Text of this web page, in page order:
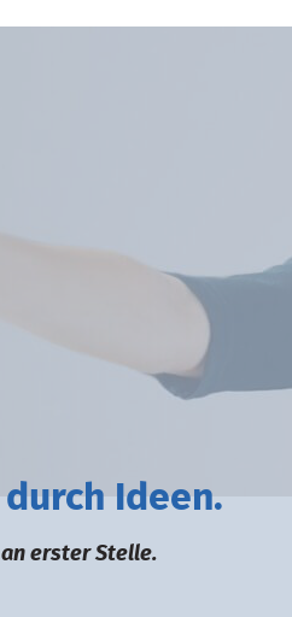
deen.
erster Stelle.